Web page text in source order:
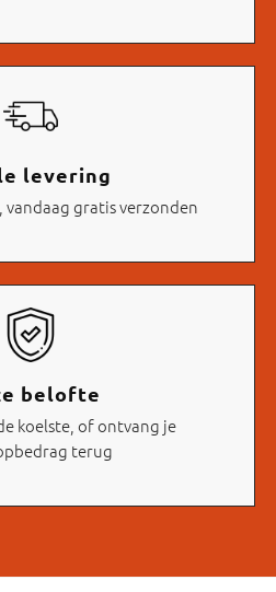
levering
vandaag gratis verzonden
belofte
koelste, of ontvang je
terug